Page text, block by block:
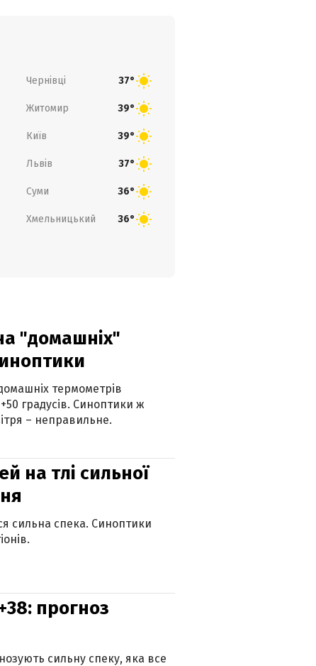
Чернівці 37°
Житомир 39°
Київ 39°
Львів 37°
Суми 36°
Хмельницький 36°
"домашніх"
термометрів
градусів. Синоптики ж
– неправильне.
на тлі сильної
сильна спека. Синоптики
прогноз
сильну спеку, яка все